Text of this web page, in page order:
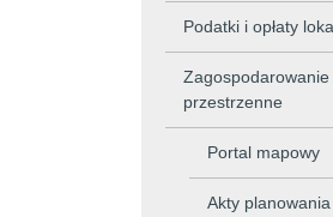
Podatki i opłaty
Zagospodarowanie
przestrzenne
Portal mapowy
Akty planowania